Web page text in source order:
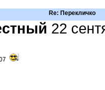
Re: Перекличко
22